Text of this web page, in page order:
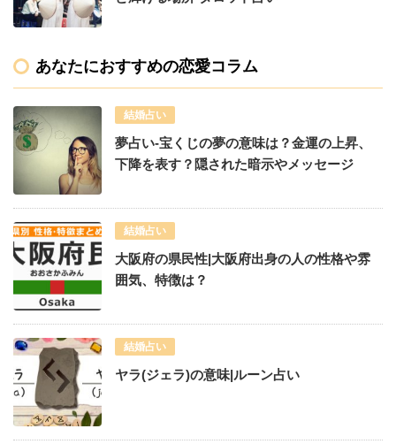
あなたにおすすめの恋愛コラム
結婚占い
夢占い-宝くじの夢の意味は？金運の上昇、
下降を表す？隠された暗示やメッセージ
結婚占い
大阪府の県民性|大阪府出身の人の性格や雰
囲気、特徴は？
結婚占い
ヤラ(ジェラ)の意味|ルーン占い